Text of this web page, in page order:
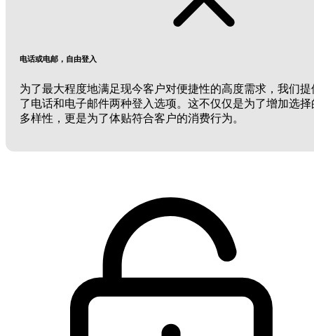
电话或电邮，自由登入
为了最大程度地满足现今客户对便捷性的高度需求，我们提
了电话和电子邮件两种登入选项。这不仅仅是为了增加选择
多样性，更是为了体贴符合客户的消费行为。